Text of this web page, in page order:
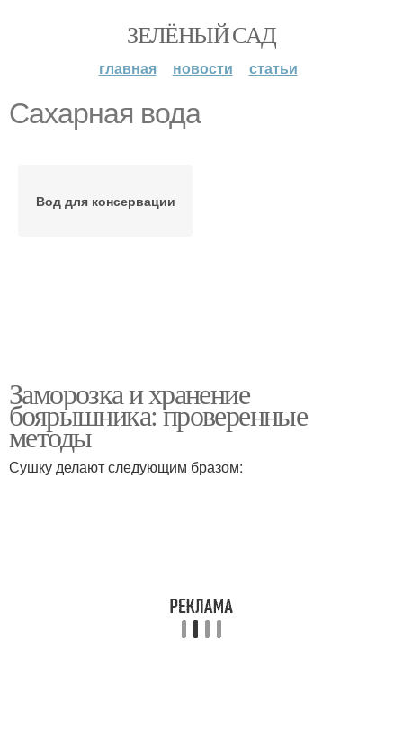
ЗЕЛЁНЫЙ САД
главная новости статьи
Сахарная вода
Вод для консервации
Заморозка и хранение
боярышника: проверенные
методы
Сушку делают следующим бразом: